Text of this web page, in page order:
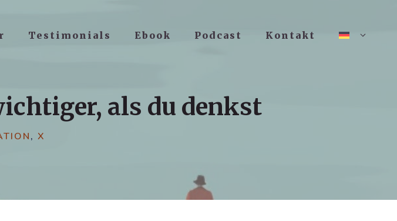
Testimonials Ebook Podcast Kontakt
als du denkst
, X